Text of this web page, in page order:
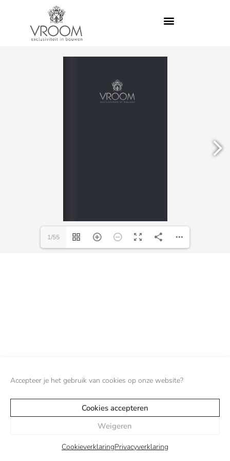
Accepteer je het gebruik van cookies op onze website?
Cookies accepteren
Weigeren
CookieverklaringPrivacyverklaring
1/55